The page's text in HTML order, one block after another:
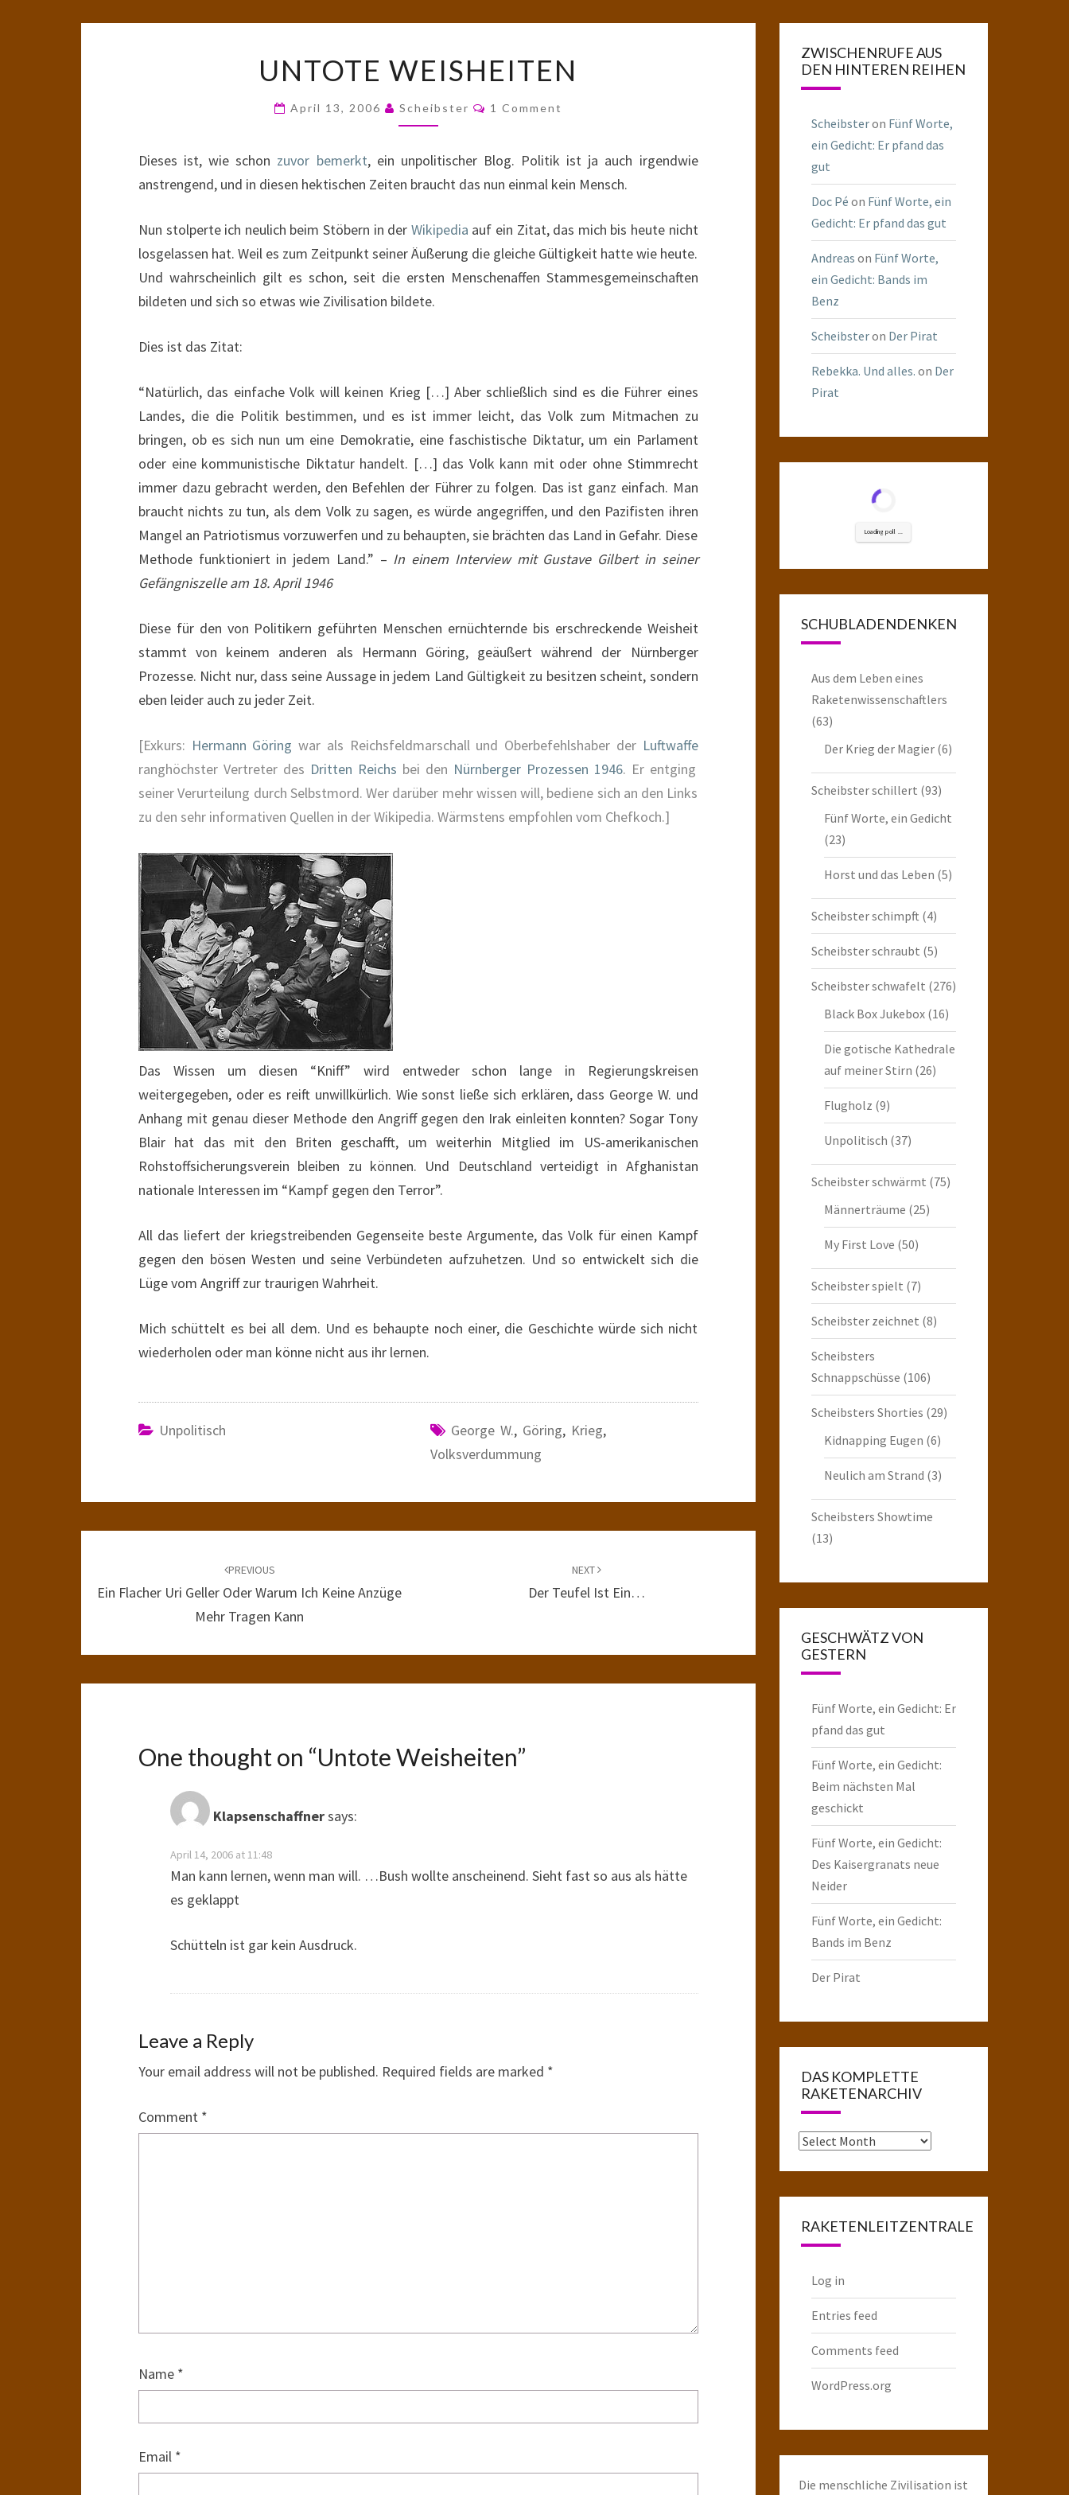
WEISHEITEN
UNTOTE WEISHEITEN
April 13, 2006 Scheibster Comments
1 Comment
Dieses ist, wie schon zuvor bemerkt, ein unpolitischer Blog. Politik ist ja auch irgendwie
anstrengend, und in diesen hektischen Zeiten braucht das nun einmal kein Mensch.
Nun stolperte ich neulich beim Stöbern in der Wikipedia auf ein Zitat, das mich bis heute nicht
losgelassen hat. Weil es zum Zeitpunkt seiner Äußerung die gleiche Gültigkeit hatte wie heute.
Und wahrscheinlich gilt es schon, seit die ersten Menschenaffen Stammesgemeinschaften
bildeten und sich so etwas wie Zivilisation bildete.
Dies ist das Zitat:
“Natürlich, das einfache Volk will keinen Krieg […] Aber schließlich sind es die Führer eines
Landes, die die Politik bestimmen, und es ist immer leicht, das Volk zum Mitmachen zu
bringen, ob es sich nun um eine Demokratie, eine faschistische Diktatur, um ein Parlament
oder eine kommunistische Diktatur handelt. […] das Volk kann mit oder ohne Stimmrecht
immer dazu gebracht werden, den Befehlen der Führer zu folgen. Das ist ganz einfach. Man
braucht nichts zu tun, als dem Volk zu sagen, es würde angegriffen, und den Pazifisten ihren
Mangel an Patriotismus vorzuwerfen und zu behaupten, sie brächten das Land in Gefahr. Diese
Methode funktioniert in jedem Land.” – In einem Interview mit Gustave Gilbert in seiner
Gefängniszelle am 18. April 1946
Diese für den von Politikern geführten Menschen ernüchternde bis erschreckende Weisheit
stammt von keinem anderen als Hermann Göring, geäußert während der Nürnberger
Prozesse. Nicht nur, dass seine Aussage in jedem Land Gültigkeit zu besitzen scheint, sondern
eben leider auch zu jeder Zeit.
[Exkurs: Hermann Göring war als Reichsfeldmarschall und Oberbefehlshaber der Luftwaffe
ranghöchster Vertreter des Dritten Reichs bei den Nürnberger Prozessen 1946. Er entging
seiner Verurteilung durch Selbstmord. Wer darüber mehr wissen will, bediene sich an den Links
zu den sehr informativen Quellen in der Wikipedia. Wärmstens empfohlen vom Chefkoch.]
Das Wissen um diesen “Kniff” wird entweder schon lange in Regierungskreisen
weitergegeben, oder es reift unwillkürlich. Wie sonst ließe sich erklären, dass George W. und
Anhang mit genau dieser Methode den Angriff gegen den Irak einleiten konnten? Sogar Tony
Blair hat das mit den Briten geschafft, um weiterhin Mitglied im US-amerikanischen
Rohstoffsicherungsverein bleiben zu können. Und Deutschland verteidigt in Afghanistan
nationale Interessen im “Kampf gegen den Terror”.
All das liefert der kriegstreibenden Gegenseite beste Argumente, das Volk für einen Kampf
gegen den bösen Westen und seine Verbündeten aufzuhetzen. Und so entwickelt sich die
Lüge vom Angriff zur traurigen Wahrheit.
Mich schüttelt es bei all dem. Und es behaupte noch einer, die Geschichte würde sich nicht
wiederholen oder man könne nicht aus ihr lernen.
Unpolitisch George W., Göring, Krieg,
Volksverdummung
PREVIOUS
Ein Flacher Uri Geller Oder Warum Ich Keine Anzüge
Mehr Tragen Kann
NEXT
Der Teufel Ist Ein…
One thought on “Untote Weisheiten”
Klapsenschaffnersays:
April 14, 2006 at 11:48
Man kann lernen, wenn man will. …Bush wollte anscheinend. Sieht fast so aus als hätte
es geklappt
Schütteln ist gar kein Ausdruck.
Leave a Reply
Your email address will not be published. Required fields are marked *
Comment *
Name *
Email *
ZWISCHENRUFE AUS
DEN HINTEREN REIHEN
Scheibsteron Fünf Worte,
ein Gedicht: Er pfand das
gut
Doc Pé on Fünf Worte, ein
Gedicht: Er pfand das gut
Andreas on Fünf Worte,
ein Gedicht: Bands im
Benz
Scheibsteron Der Pirat
Rebekka. Und alles. on Der
Pirat
Loading poll ...
SCHUBLADENDENKEN
Aus dem Leben eines
Raketenwissenschaftlers
(63)
Der Krieg der Magier(6)
Scheibster schillert (93)
Fünf Worte, ein Gedicht
(23)
Horst und das Leben (5)
Scheibster schimpft (4)
Scheibster schraubt (5)
Scheibster schwafelt (276)
Black Box Jukebox(16)
Die gotische Kathedrale
auf meiner Stirn (26)
Flugholz (9)
Unpolitisch (37)
Scheibster schwärmt (75)
Männerträume (25)
My First Love (50)
Scheibster spielt (7)
Scheibster zeichnet (8)
Scheibsters
Schnappschüsse (106)
Scheibsters Shorties (29)
Kidnapping Eugen (6)
Neulich am Strand (3)
Scheibsters Showtime
(13)
GESCHWÄTZ VON
GESTERN
Fünf Worte, ein Gedicht: Er
pfand das gut
Fünf Worte, ein Gedicht:
Beim nächsten Mal
geschickt
Fünf Worte, ein Gedicht:
Des Kaisergranats neue
Neider
Fünf Worte, ein Gedicht:
Bands im Benz
Der Pirat
DAS KOMPLETTE
RAKETENARCHIV
Das
RAKETENLEITZENTRALE
Log in
Entries feed
Comments feed
WordPress.org
Die menschliche Zivilisation ist